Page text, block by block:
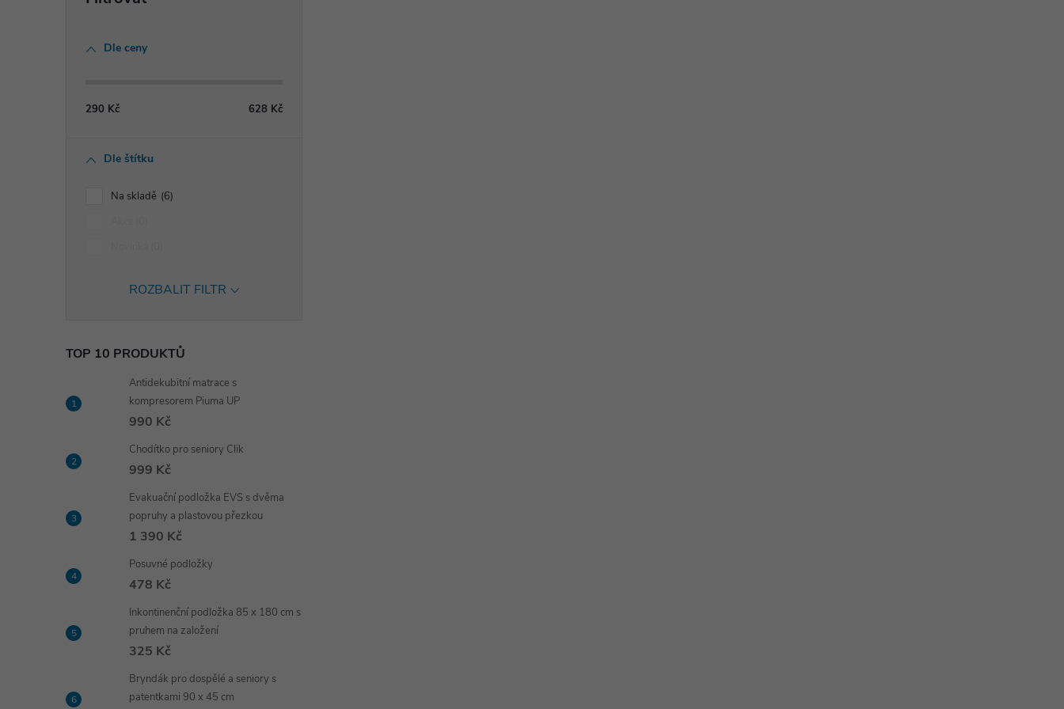
Dle ceny
290 Kč 628 Kč
Dle štítku
Na skladě
6
ROZBALIT FILTR
TOP 10 PRODUKTŮ
Antidekubitní matrace s
kompresorem Piuma UP
990 Kč
Chodítko pro seniory Clik
999 Kč
Evakuační podložka EVS s dvěma
popruhy a plastovou přezkou
1 390 Kč
Posuvné podložky
478 Kč
Inkontinenční podložka 85 x 180 cm s
pruhem na založení
325 Kč
Bryndák pro dospělé a seniory s
patentkami 90 x 45 cm